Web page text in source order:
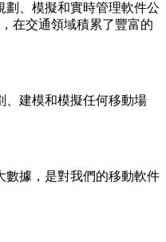
劃、模擬和實時管理軟件公
在交通領域積累了豐富的
、建模和模擬任何移動場
數據，是對我們的移動軟件